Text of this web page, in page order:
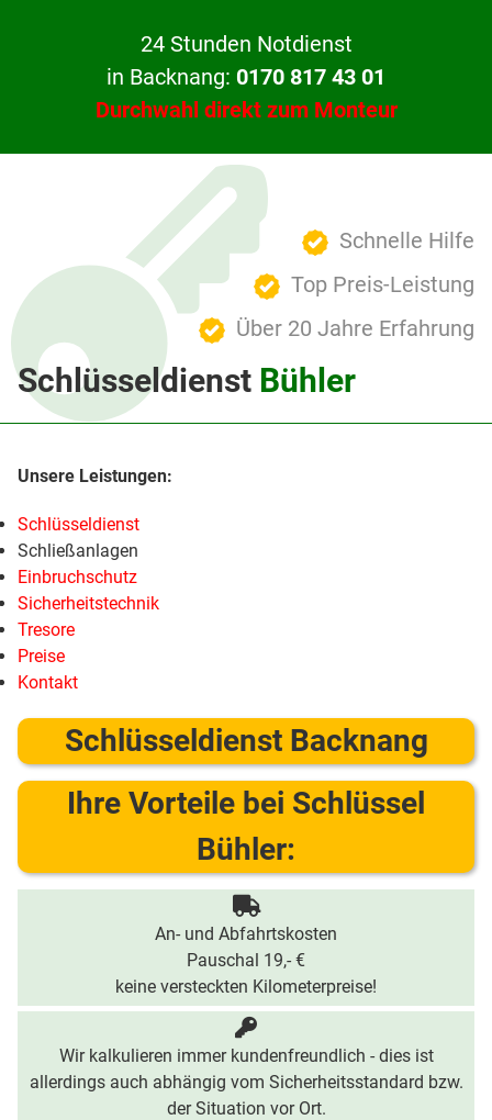
24 Stunden Notdienst
in Backnang: 0170 817 43 01
Durchwahl direkt zum Monteur
Schnelle Hilfe
Top Preis-Leistung
Über 20 Jahre Erfahrung
Schlüsseldienst Bühler
Schlüsseldienst
Schließanlagen
Einbruchschutz
Sicherheitstechnik
Tresore
Preise
Kontakt
Schlüsseldienst Backnang
Ihre Vorteile bei Schlüssel
Bühler:
An- und Abfahrtskosten
Pauschal 19,- €
keine versteckten Kilometerpreise!
Wir kalkulieren immer kundenfreundlich - dies ist
allerdings auch abhängig vom Sicherheitsstandard bzw.
der Situation vor Ort.